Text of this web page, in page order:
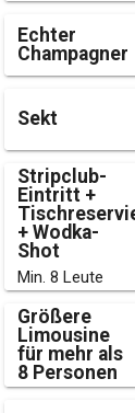
Echter
Champagner
Sekt
Stripclub-
Eintritt +
+ Wodka-
Shot
Min. 8 Leute
Größere
Limousine
für mehr als
8 Personen